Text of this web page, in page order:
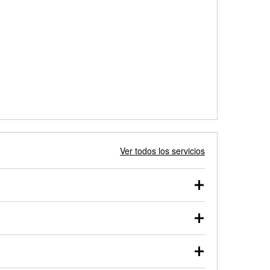
Ver todos los servicios
probarse dentro o fuera del vehículo y cargarse en
de nuestros profesionales te ayudará a encontrar
en el estacionamiento, o desmonta el